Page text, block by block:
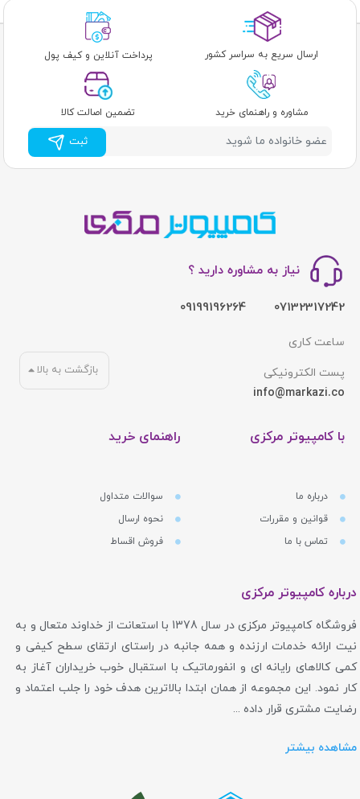
ارسال سریع به سراسر کشور پرداخت آنلاین و کیف پول
مشاوره و راهنمای خرید تضمین اصالت کالا
ثبت
نیاز به مشاوره دارید ؟
07132317242
09199196264
ساعت کاری
پست الکترونیکی
info@markazi.co
با کامپیوتر مرکزی
درباره ما
قوانین و مقررات
تماس با ما
راهنمای خرید
سوالات متداول
نحوه ارسال
فروش اقساط
بازگشت به بالا
درباره کامپیوتر مرکزی
فروشگاه کامپیوتر مرکزی در سال 1378 با استعانت از خداوند متعال و به
نیت ارائه خدمات ارزنده و همه جانبه در راستای ارتقای سطح کیفی و
کمی کالاهای رایانه ای و انفورماتیک با استقبال خوب خریداران آغاز به
کار نمود. این مجموعه از همان ابتدا بالاترین هدف خود را جلب اعتماد و
رضایت مشتری قرار داده ...
مشاهده بیشتر